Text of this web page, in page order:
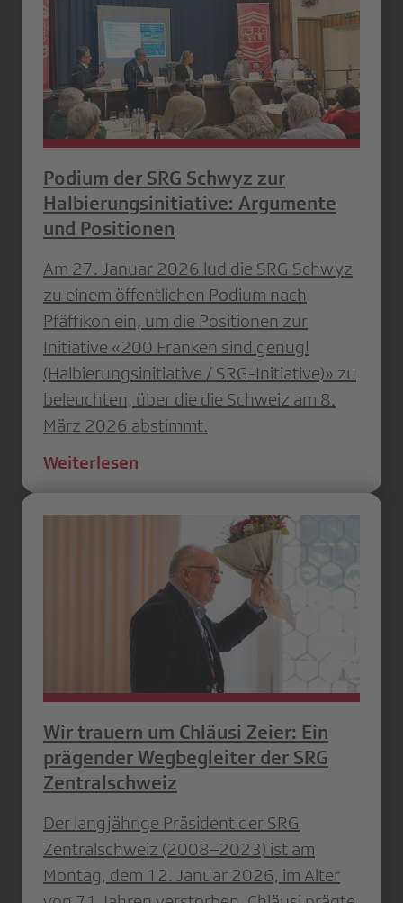
Podium der SRG Schwyz zur
Halbierungsinitiative: Argumente
und Positionen
Am 27. Januar 2026 lud die SRG Schwyz
zu einem öffentlichen Podium nach
Pfäffikon ein, um die Positionen zur
Initiative «200 Franken sind genug!
(Halbierungsinitiative / SRG-Initiative)» zu
beleuchten, über die die Schweiz am 8.
März 2026 abstimmt.
Weiterlesen
Wir trauern um Chläusi Zeier: Ein
prägender Wegbegleiter der SRG
Zentralschweiz
Der langjährige Präsident der SRG
Zentralschweiz (2008–2023) ist am
Montag, dem 12. Januar 2026, im Alter